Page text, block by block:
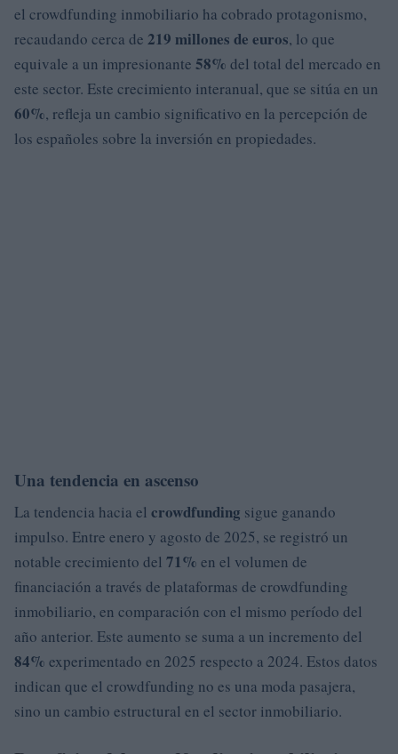
el crowdfunding inmobiliario ha cobrado protagonismo,
recaudando cerca de 219 millones de euros, lo que
equivale a un impresionante 58% del total del mercado en
este sector. Este crecimiento interanual, que se sitúa en un
60%, refleja un cambio significativo en la percepción de
los españoles sobre la inversión en propiedades.
Una tendencia en ascenso
La tendencia hacia el crowdfunding sigue ganando
impulso. Entre enero y agosto de 2025, se registró un
notable crecimiento del 71% en el volumen de
financiación a través de plataformas de crowdfunding
inmobiliario, en comparación con el mismo período del
año anterior. Este aumento se suma a un incremento del
84% experimentado en 2025 respecto a 2024. Estos datos
indican que el crowdfunding no es una moda pasajera,
sino un cambio estructural en el sector inmobiliario.